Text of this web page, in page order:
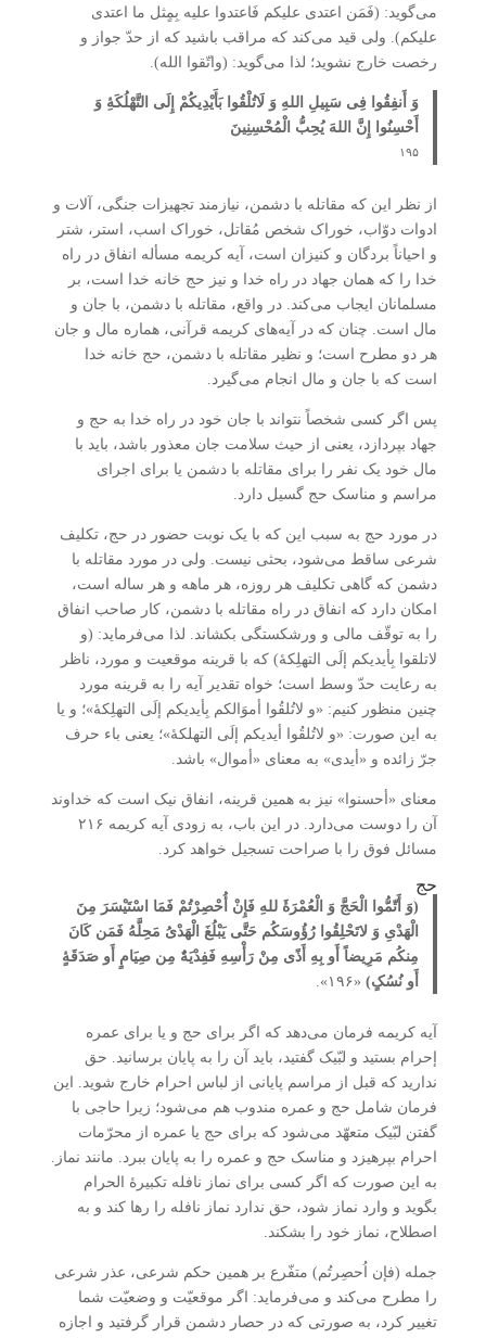
می‌گوید: (فَمَن اعتدی علیکم فَاعتدوا علیه بِمٍثل ما اعتدی
علیکم). ولی قید می‌کند که مراقب باشید که از حدّ جواز و
رخصت خارج نشوید؛ لذا می‌گوید: (واتّقوا الله).
وَ أَنفِقُوا فِی سَبِیلِ اللهِ وَ لَاتُلْقُوا بَأَیْدِیکُمْ إِلَی التَّهْلُکَۀِ وَ
أَحْسِنُوا إِنَّ اللهَ یُحِبُّ الْمُحْسِنِینَ
۱۹۵
از نظر این که مقاتله با دشمن، نیازمند تجهیزات جنگی، آلات و
ادوات دوّاب، خوراک شخص مُقاتل، خوراک اسب، استر، شتر
و احیاناً بردگان و کنیزان است، آیه کریمه مسأله انفاق در راه
خدا را که همان جهاد در راه خدا و نیز حج خانه خدا است، بر
مسلمانان ایجاب می‌کند. در واقع، مقاتله با دشمن، با جان و
مال است. چنان که در آیه‌های کریمه قرآنی، هماره مال و جان
هر دو مطرح است؛ و نظیر مقاتله با دشمن، حج خانه خدا
است که با جان و مال انجام می‌گیرد.
پس اگر کسی شخصاً نتواند با جان خود در راه خدا به حج و
جهاد بپردازد، یعنی از حیث سلامت جان معذور باشد، باید با
مال خود یک نفر را برای مقاتله با دشمن یا برای اجرای
مراسم و مناسک حج گسیل دارد.
در مورد حج به سبب این که با یک نوبت حضور در حج، تکلیف
شرعی ساقط می‌شود، بحثی نیست. ولی در مورد مقاتله با
دشمن که گاهی تکلیف هر روزه، هر ماهه و هر ساله است،
امکان دارد که انفاق در راه مقاتله با دشمن، کار صاحب انفاق
را به توقّف مالی و ورشکستگی بکشاند. لذا می‌فرماید: (و
لاتلقوا بِأیدیکم إلَی التهلِکۀ) که با قرینه موقعیت و مورد، ناظر
به رعایت حدّ وسط است؛ خواه تقدیر آیه را به قرینه مورد
چنین منظور کنیم: «و لاتُلقُوا أموَالکم بِأیدیکم إلَی التهلِکۀ»؛ و یا
به این صورت: «و لاتُلقُوا أیدیکم إلَی التهلکۀ»؛ یعنی باء حرف
جرّ زائده و «أیدی» به معنای «أموال» باشد.
معنای «أحسنوا» نیز به همین قرینه، انفاق نیک است که خداوند
آن را دوست می‌دارد. در این باب، به زودی آیه کریمه ۲۱۶
مسائل فوق را با صراحت تسجیل خواهد کرد.
حج
(وَ أَتّمُّوا الْحَجَّ وَ الْعُمْرَۀَ للهِ فَإِنْ أُحْصِرْتُمْ فَمَا اسْتَیْسَرَ مِنَ
الْهَدْیِ وَ لاتَحْلِقُوا رُؤُوسَکُم حَتَّی یَبْلُغَ الْهَدْیُ مَحِلَّهُ فَمَن کَانَ
مِنکُم مَرِیضاً أَو بِهِ أَذًی مِنْ رَأْسِهِ فَفِدْیَۀٌ مِن صِیَامٍ أَو صَدَقَۀٍ
أَو نُسُکٍ) «۱۹۶».
آیه کریمه فرمان می‌دهد که اگر برای حج و یا برای عمره
إحرام بستید و لبّیک گفتید، باید آن را به پایان برسانید. حق
ندارید که قبل از مراسم پایانی از لباس احرام خارج شوید. این
فرمان شامل حج و عمره مندوب هم می‌شود؛ زیرا حاجی با
گفتن لبّیک متعهّد می‌شود که برای حج یا عمره از محرّمات
احرام بپرهیزد و مناسک حج و عمره را به پایان ببرد. مانند نماز.
به این صورت که اگر کسی برای نماز نافله تکبیرۀ ‌الحرام
بگوید و وارد نماز شود، حق ندارد نماز نافله را رها کند و به
اصطلاح، نماز خود را بشکند.
جمله (فإن اُحصِرتُم) متفّرع بر همین حکم شرعی، عذر شرعی
را مطرح می‌کند و می‌فرماید: اگر موقعیّت و وضعیّت شما
تغییر کرد، به صورتی که در حصار دشمن قرار گرفتید و اجازه